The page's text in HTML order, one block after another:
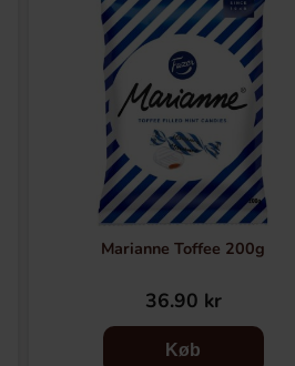
Marianne Toffee 200g
36.90 kr
Køb